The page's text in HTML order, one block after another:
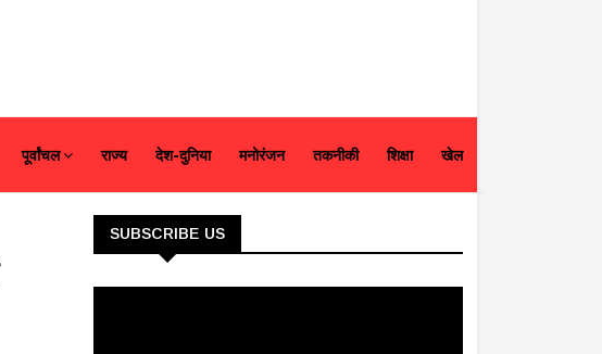
पूर्वांचल राज्य देश-दुनिया मनोरंजन तकनीकी शिक्षा खेल
SUBSCRIBE US